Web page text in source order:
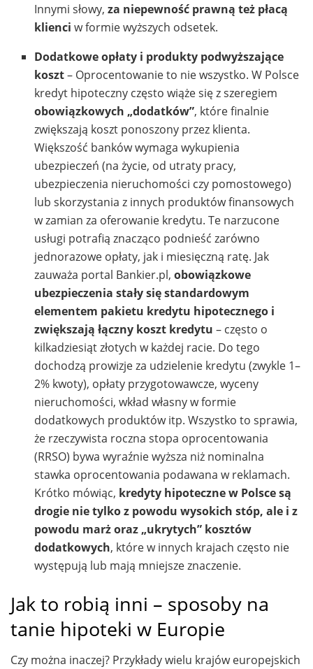
Innymi słowy,za niepewność prawną też płacą
klienci w formie wyższych odsetek.
Dodatkowe opłaty i produkty podwyższające
koszt– Oprocentowanie to nie wszystko. W Polsce
kredyt hipoteczny często wiąże się z szeregiem
obowiązkowych „dodatków”, które finalnie
zwiększają koszt ponoszony przez klienta.
Większość banków wymaga wykupienia
ubezpieczeń (na życie, od utraty pracy,
ubezpieczenia nieruchomości czy pomostowego)
lub skorzystania z innych produktów finansowych
w zamian za oferowanie kredytu. Te narzucone
usługi potrafią znacząco podnieść zarówno
jednorazowe opłaty, jak i miesięczną ratę. Jak
zauważa portal Bankier.pl,obowiązkowe
ubezpieczenia stały się standardowym
elementem pakietu kredytu hipotecznego i
zwiększają łączny koszt kredytu – często o
kilkadziesiąt złotych w każdej racie. Do tego
dochodzą prowizje za udzielenie kredytu (zwykle 1–
2% kwoty), opłaty przygotowawcze, wyceny
nieruchomości, wkład własny w formie
dodatkowych produktów itp. Wszystko to sprawia,
że rzeczywista roczna stopa oprocentowania
(RRSO) bywa wyraźnie wyższa niż nominalna
stawka oprocentowania podawana w reklamach.
Krótko mówiąc, kredyty hipoteczne w Polsce są
drogie nie tylko z powodu wysokich stóp, ale i z
powodu marż oraz „ukrytych” kosztów
dodatkowych, które w innych krajach często nie
występują lub mają mniejsze znaczenie.
Jak to robią inni – sposoby na
tanie hipoteki w Europie
Czy można inaczej? Przykłady wielu krajów europejskich